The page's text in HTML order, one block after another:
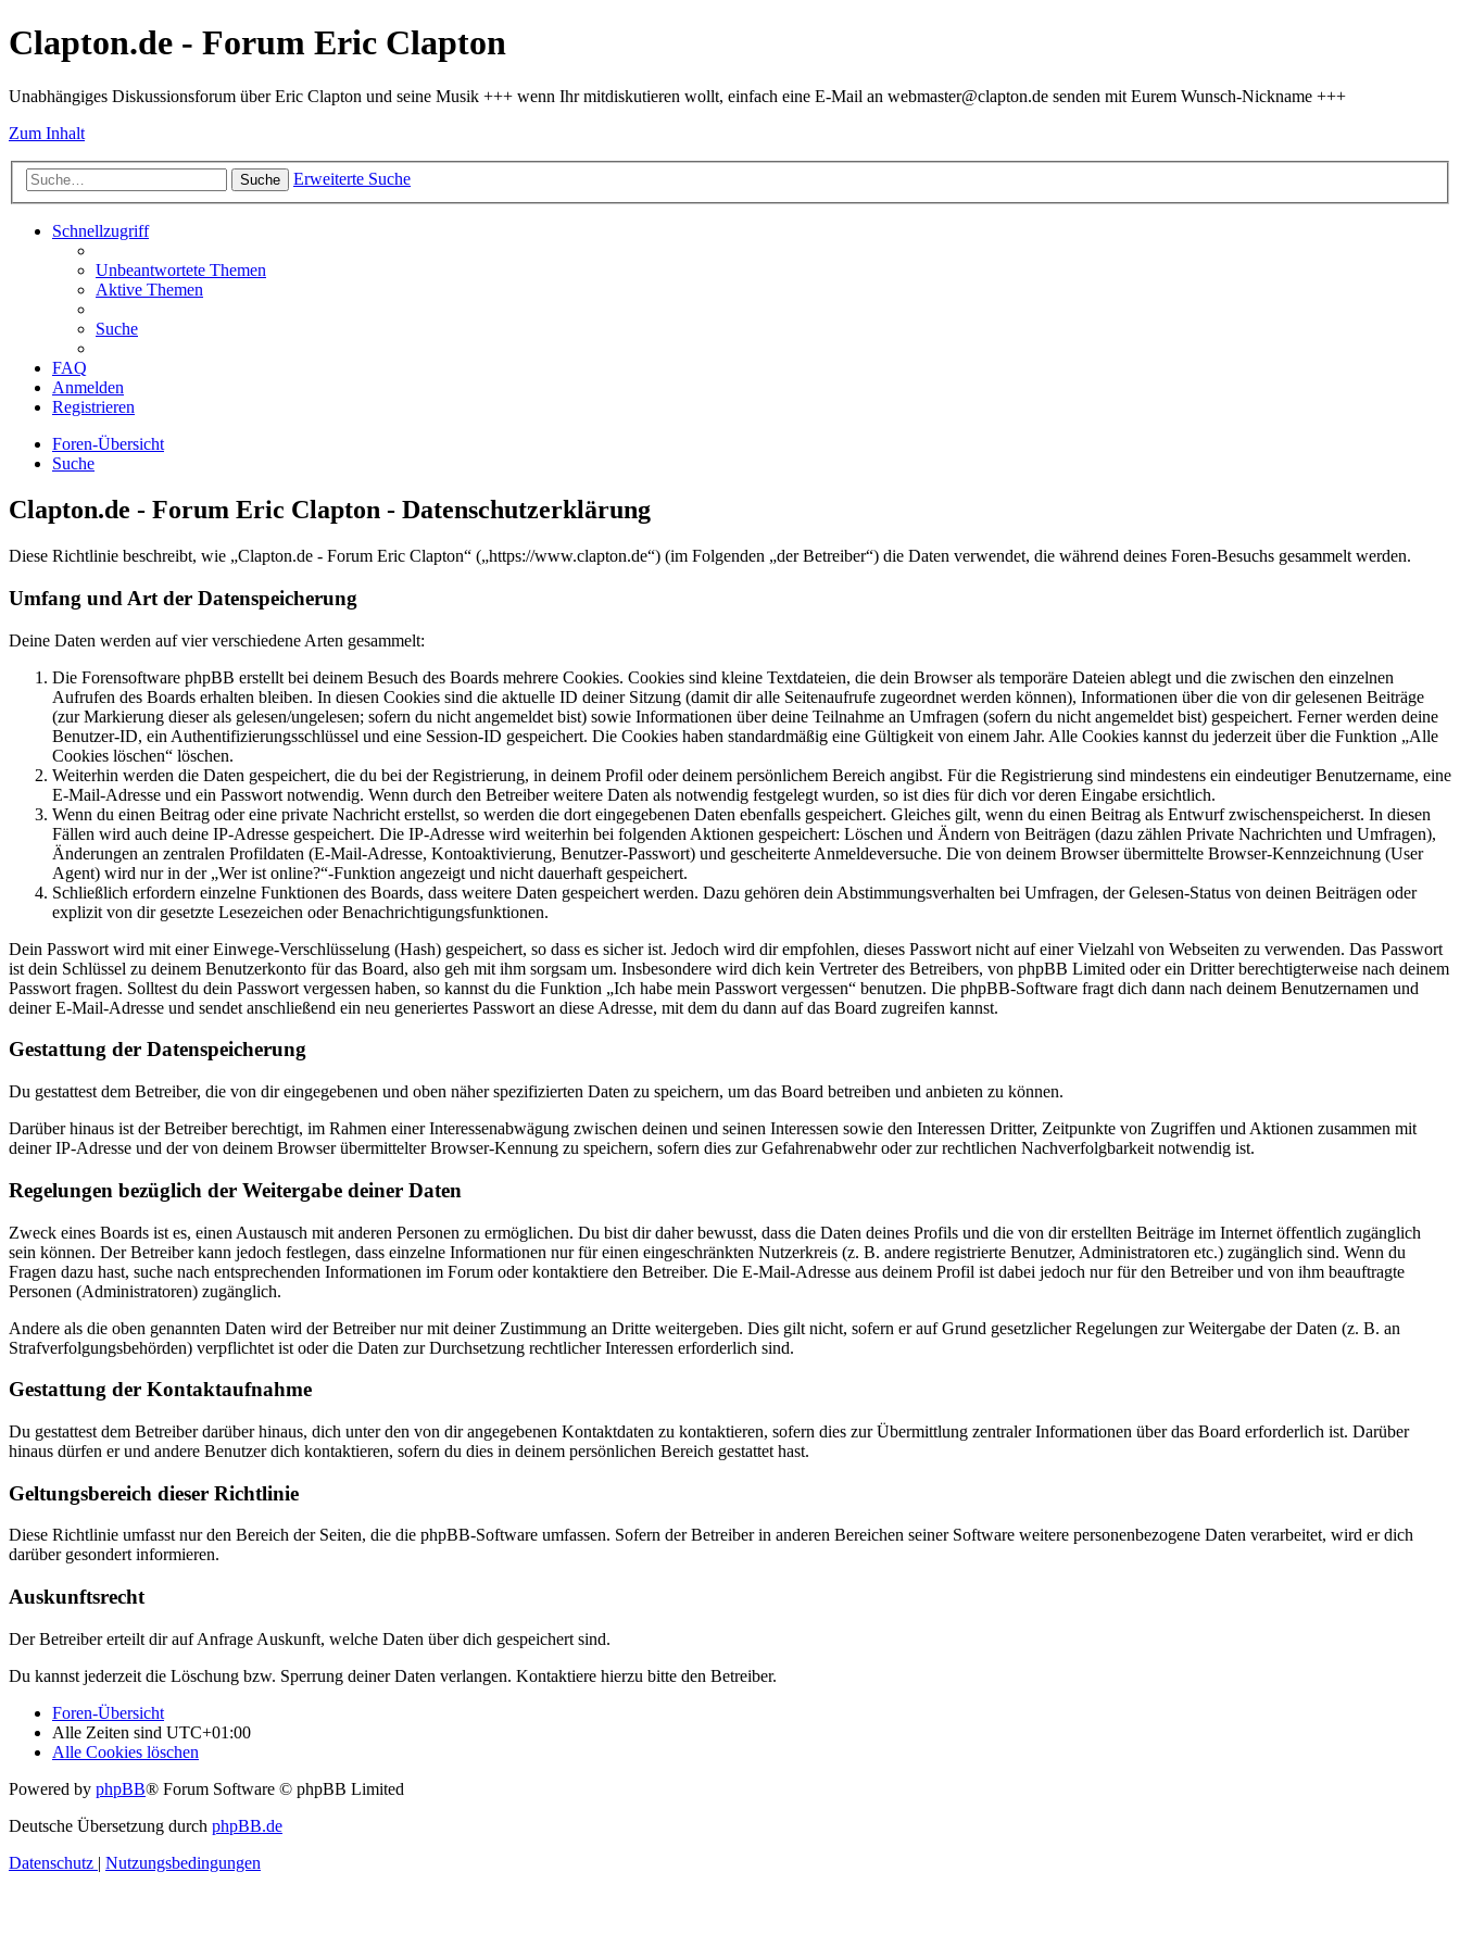
Clapton.de - Forum Eric Clapton
Unabhängiges Diskussionsforum über Eric Clapton und seine Musik +++ wenn Ihr mitdiskutieren wollt, einfach eine E-Mail an webmaster@clapton.de senden mit Eurem Wunsch-Nickname +++
Zum Inhalt
Suche Erweiterte Suche
Schnellzugriff
Unbeantwortete Themen
Aktive Themen
Suche
FAQ
Anmelden
Registrieren
Foren-Übersicht
Suche
Clapton.de - Forum Eric Clapton - Datenschutzerklärung
Diese Richtlinie beschreibt, wie „Clapton.de - Forum Eric Clapton“ („https://www.clapton.de“) (im Folgenden „der Betreiber“) die Daten verwendet, die während deines Foren-Besuchs gesammelt werden.
Umfang und Art der Datenspeicherung
Deine Daten werden auf vier verschiedene Arten gesammelt:
Die Forensoftware phpBB erstellt bei deinem Besuch des Boards mehrere Cookies. Cookies sind kleine Textdateien, die dein Browser als temporäre Dateien ablegt und die zwischen den einzelnen
Aufrufen des Boards erhalten bleiben. In diesen Cookies sind die aktuelle ID deiner Sitzung (damit dir alle Seitenaufrufe zugeordnet werden können), Informationen über die von dir gelesenen Beiträge
(zur Markierung dieser als gelesen/ungelesen; sofern du nicht angemeldet bist) sowie Informationen über deine Teilnahme an Umfragen (sofern du nicht angemeldet bist) gespeichert. Ferner werden deine
Benutzer-ID, ein Authentifizierungsschlüssel und eine Session-ID gespeichert. Die Cookies haben standardmäßig eine Gültigkeit von einem Jahr. Alle Cookies kannst du jederzeit über die Funktion „Alle
Cookies löschen“ löschen.
Weiterhin werden die Daten gespeichert, die du bei der Registrierung, in deinem Profil oder deinem persönlichem Bereich angibst. Für die Registrierung sind mindestens ein eindeutiger Benutzername, eine
E-Mail-Adresse und ein Passwort notwendig. Wenn durch den Betreiber weitere Daten als notwendig festgelegt wurden, so ist dies für dich vor deren Eingabe ersichtlich.
Wenn du einen Beitrag oder eine private Nachricht erstellst, so werden die dort eingegebenen Daten ebenfalls gespeichert. Gleiches gilt, wenn du einen Beitrag als Entwurf zwischenspeicherst. In diesen
Fällen wird auch deine IP-Adresse gespeichert. Die IP-Adresse wird weiterhin bei folgenden Aktionen gespeichert: Löschen und Ändern von Beiträgen (dazu zählen Private Nachrichten und Umfragen),
Änderungen an zentralen Profildaten (E-Mail-Adresse, Kontoaktivierung, Benutzer-Passwort) und gescheiterte Anmeldeversuche. Die von deinem Browser übermittelte Browser-Kennzeichnung (User
Agent) wird nur in der „Wer ist online?“-Funktion angezeigt und nicht dauerhaft gespeichert.
Schließlich erfordern einzelne Funktionen des Boards, dass weitere Daten gespeichert werden. Dazu gehören dein Abstimmungsverhalten bei Umfragen, der Gelesen-Status von deinen Beiträgen oder
explizit von dir gesetzte Lesezeichen oder Benachrichtigungsfunktionen.
Dein Passwort wird mit einer Einwege-Verschlüsselung (Hash) gespeichert, so dass es sicher ist. Jedoch wird dir empfohlen, dieses Passwort nicht auf einer Vielzahl von Webseiten zu verwenden. Das Passwort
ist dein Schlüssel zu deinem Benutzerkonto für das Board, also geh mit ihm sorgsam um. Insbesondere wird dich kein Vertreter des Betreibers, von phpBB Limited oder ein Dritter berechtigterweise nach deinem
Passwort fragen. Solltest du dein Passwort vergessen haben, so kannst du die Funktion „Ich habe mein Passwort vergessen“ benutzen. Die phpBB-Software fragt dich dann nach deinem Benutzernamen und
deiner E-Mail-Adresse und sendet anschließend ein neu generiertes Passwort an diese Adresse, mit dem du dann auf das Board zugreifen kannst.
Gestattung der Datenspeicherung
Du gestattest dem Betreiber, die von dir eingegebenen und oben näher spezifizierten Daten zu speichern, um das Board betreiben und anbieten zu können.
Darüber hinaus ist der Betreiber berechtigt, im Rahmen einer Interessenabwägung zwischen deinen und seinen Interessen sowie den Interessen Dritter, Zeitpunkte von Zugriffen und Aktionen zusammen mit
deiner IP-Adresse und der von deinem Browser übermittelter Browser-Kennung zu speichern, sofern dies zur Gefahrenabwehr oder zur rechtlichen Nachverfolgbarkeit notwendig ist.
Regelungen bezüglich der Weitergabe deiner Daten
Zweck eines Boards ist es, einen Austausch mit anderen Personen zu ermöglichen. Du bist dir daher bewusst, dass die Daten deines Profils und die von dir erstellten Beiträge im Internet öffentlich zugänglich
sein können. Der Betreiber kann jedoch festlegen, dass einzelne Informationen nur für einen eingeschränkten Nutzerkreis (z. B. andere registrierte Benutzer, Administratoren etc.) zugänglich sind. Wenn du
Fragen dazu hast, suche nach entsprechenden Informationen im Forum oder kontaktiere den Betreiber. Die E-Mail-Adresse aus deinem Profil ist dabei jedoch nur für den Betreiber und von ihm beauftragte
Personen (Administratoren) zugänglich.
Andere als die oben genannten Daten wird der Betreiber nur mit deiner Zustimmung an Dritte weitergeben. Dies gilt nicht, sofern er auf Grund gesetzlicher Regelungen zur Weitergabe der Daten (z. B. an
Strafverfolgungsbehörden) verpflichtet ist oder die Daten zur Durchsetzung rechtlicher Interessen erforderlich sind.
Gestattung der Kontaktaufnahme
Du gestattest dem Betreiber darüber hinaus, dich unter den von dir angegebenen Kontaktdaten zu kontaktieren, sofern dies zur Übermittlung zentraler Informationen über das Board erforderlich ist. Darüber
hinaus dürfen er und andere Benutzer dich kontaktieren, sofern du dies in deinem persönlichen Bereich gestattet hast.
Geltungsbereich dieser Richtlinie
Diese Richtlinie umfasst nur den Bereich der Seiten, die die phpBB-Software umfassen. Sofern der Betreiber in anderen Bereichen seiner Software weitere personenbezogene Daten verarbeitet, wird er dich
darüber gesondert informieren.
Auskunftsrecht
Der Betreiber erteilt dir auf Anfrage Auskunft, welche Daten über dich gespeichert sind.
Du kannst jederzeit die Löschung bzw. Sperrung deiner Daten verlangen. Kontaktiere hierzu bitte den Betreiber.
Foren-Übersicht
Alle Zeiten sind UTC+01:00
Alle Cookies löschen
Powered by phpBB® Forum Software © phpBB Limited
Deutsche Übersetzung durch phpBB.de
Datenschutz | Nutzungsbedingungen